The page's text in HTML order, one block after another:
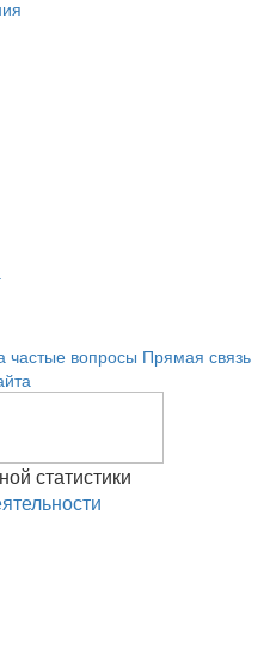
частые вопросы Прямая связь
статистики